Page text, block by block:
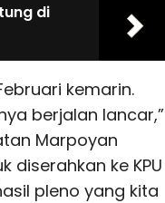
di
kemarin.
berjalan lancar,”
Marpoyan
diserahkan ke KPU
pleno yang kita